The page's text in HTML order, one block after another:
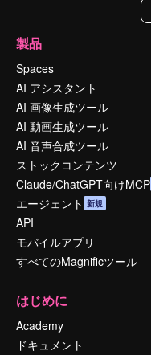
製品
Spaces
AI アシスタント
AI 画像生成ツール
AI 動画生成ツール
AI 音声合成ツール
ストックコンテンツ
Claude/ChatGPT向けMCP
エージェント 新規
API
モバイルアプリ
すべてのMagnificツール
はじめに
Academy
ドキュメント